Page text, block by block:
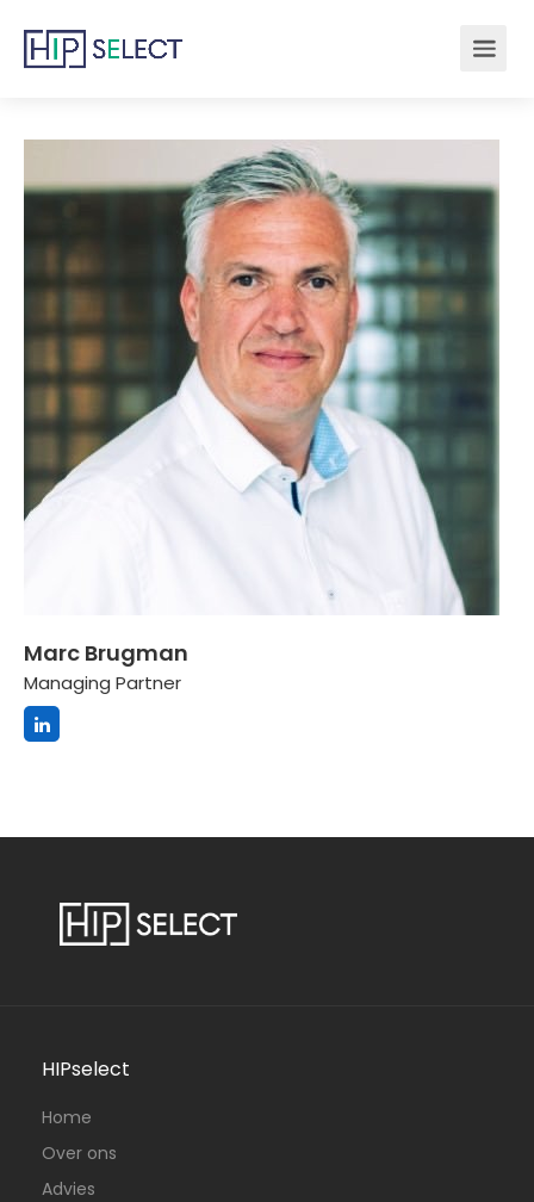
Marc Brugman
Managing Partner
HIPselect
Home
Over ons
Advies